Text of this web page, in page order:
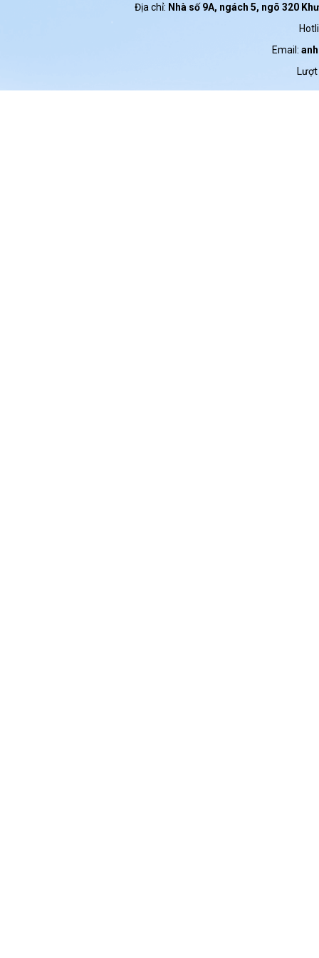
Địa chỉ: Nhà số 9A, ngách 5, ngõ 320
Email: